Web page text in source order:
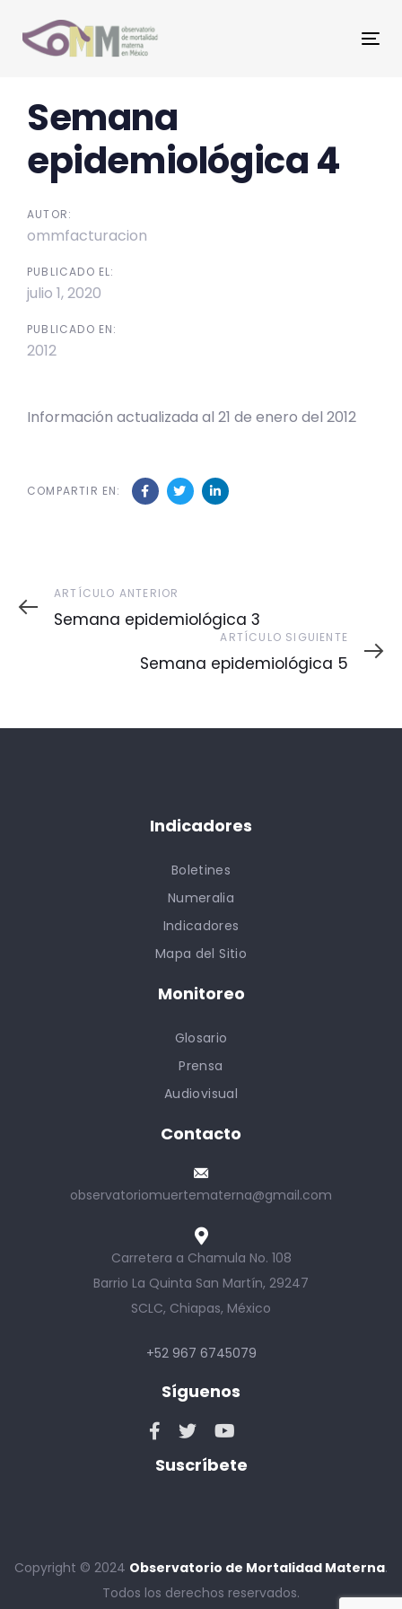
links
primary
content
Semana
epidemiológica 4
AUTOR:
ommfacturacion
PUBLICADO EL:
julio 1, 2020
PUBLICADO EN:
2012
Información actualizada al 21 de enero del 2012
COMPARTIR EN:
Post
navigation
Artículo
Anterior
ARTÍCULO ANTERIOR
Semana epidemiológica 3
Siguiente
ARTÍCULO SIGUIENTE
Semana epidemiológica 5
Indicadores
Boletines
Numeralia
Indicadores
Mapa del Sitio
Monitoreo
Glosario
Prensa
Audiovisual
Contacto
observatoriomuertematerna@gmail.com
Carretera a Chamula No. 108
Barrio La Quinta San Martín, 29247
SCLC, Chiapas, México
+52 967 6745079
Síguenos
Suscríbete
Copyright © 2024 Observatorio de Mortalidad Materna.
Todos los derechos reservados.